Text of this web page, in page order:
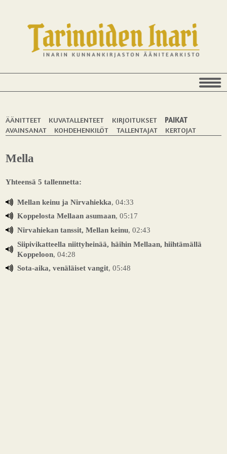
ÄÄNITTEET KUVATALLENTEET KIRJOITUKSET
PAIKAT
AVAINSANAT
KOHDEHENKILÖT TALLENTAJAT KERTOJAT
Mella
Yhteensä 5 tallennetta:
Mellan keinu ja Nirvahiekka, 04:33
Koppelosta Mellaan asumaan, 05:17
Nirvahiekan tanssit, Mellan keinu, 02:43
Siipivikatteella niittyheinää, häihin Mellaan, hiihtämällä
Koppeloon, 04:28
Sota-aika, venäläiset vangit, 05:48